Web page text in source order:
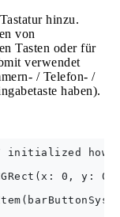
hinzu.
von
Tasten oder für
verwendet
/ Telefon- /
haben).
0, y: